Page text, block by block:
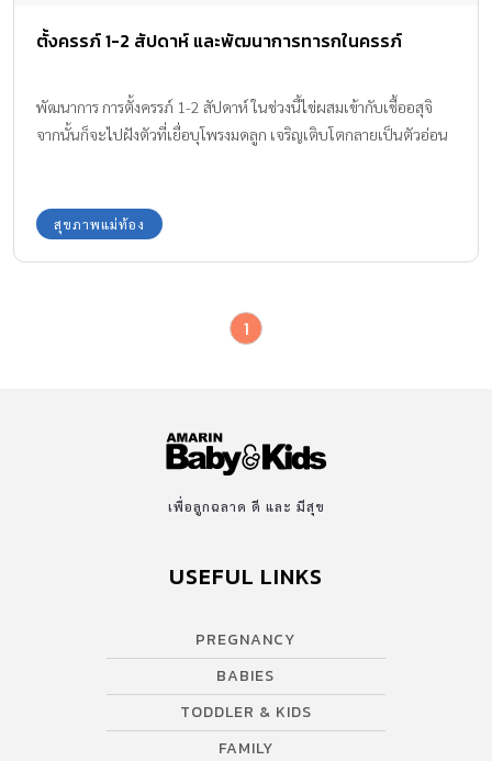
ตั้งครรภ์ 1-2 สัปดาห์ และพัฒนาการทารกในครรภ์
พัฒนาการ การตั้งครรภ์ 1-2 สัปดาห์ ในช่วงนี้ไข่ผสมเข้ากับเชื้ออสุจิ
จากนั้นก็จะไปฝังตัวที่เยื่อบุโพรงมดลูก เจริญเติบโตกลายเป็นตัวอ่อน
สุขภาพแม่ท้อง
1
เพื่อลูกฉลาด ดี และ มีสุข
USEFUL LINKS
PREGNANCY
BABIES
TODDLER & KIDS
FAMILY